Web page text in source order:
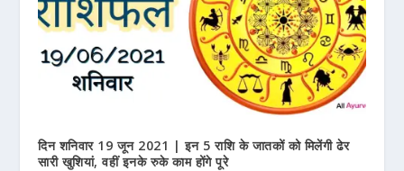
दिन शनिवार 19 जून 2021 | इन 5 राशि के जातकों को मिलेंगी ढेर
सारी खुशियां, वहीं इनके रुके काम होंगे पूरे